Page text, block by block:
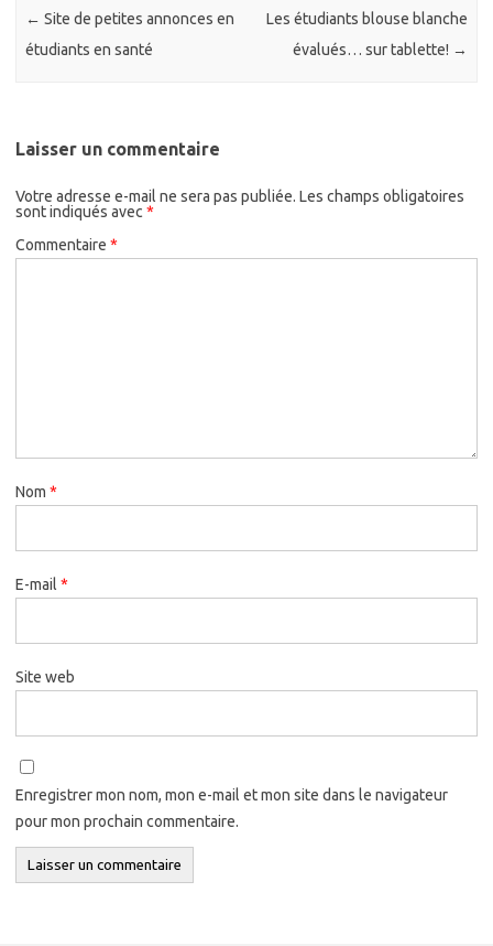
← Site de petites annonces en
étudiants en santé
Les étudiants blouse blanche
évalués… sur tablette! →
Laisser un commentaire
Votre adresse e-mail ne sera pas publiée. Les champs obligatoires
sont indiqués avec*
Commentaire *
Nom *
E-mail *
Site web
Enregistrer mon nom, mon e-mail et mon site dans le navigateur
pour mon prochain commentaire.